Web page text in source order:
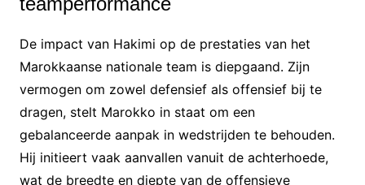
De impact van Hakimi op de prestaties van het
Marokkaanse nationale team is diepgaand. Zijn
vermogen om zowel defensief als offensief bij te
dragen, stelt Marokko in staat om een
gebalanceerde aanpak in wedstrijden te behouden.
Hij initieert vaak aanvallen vanuit de achterhoede,
wat de breedte en diepte van de offensieve